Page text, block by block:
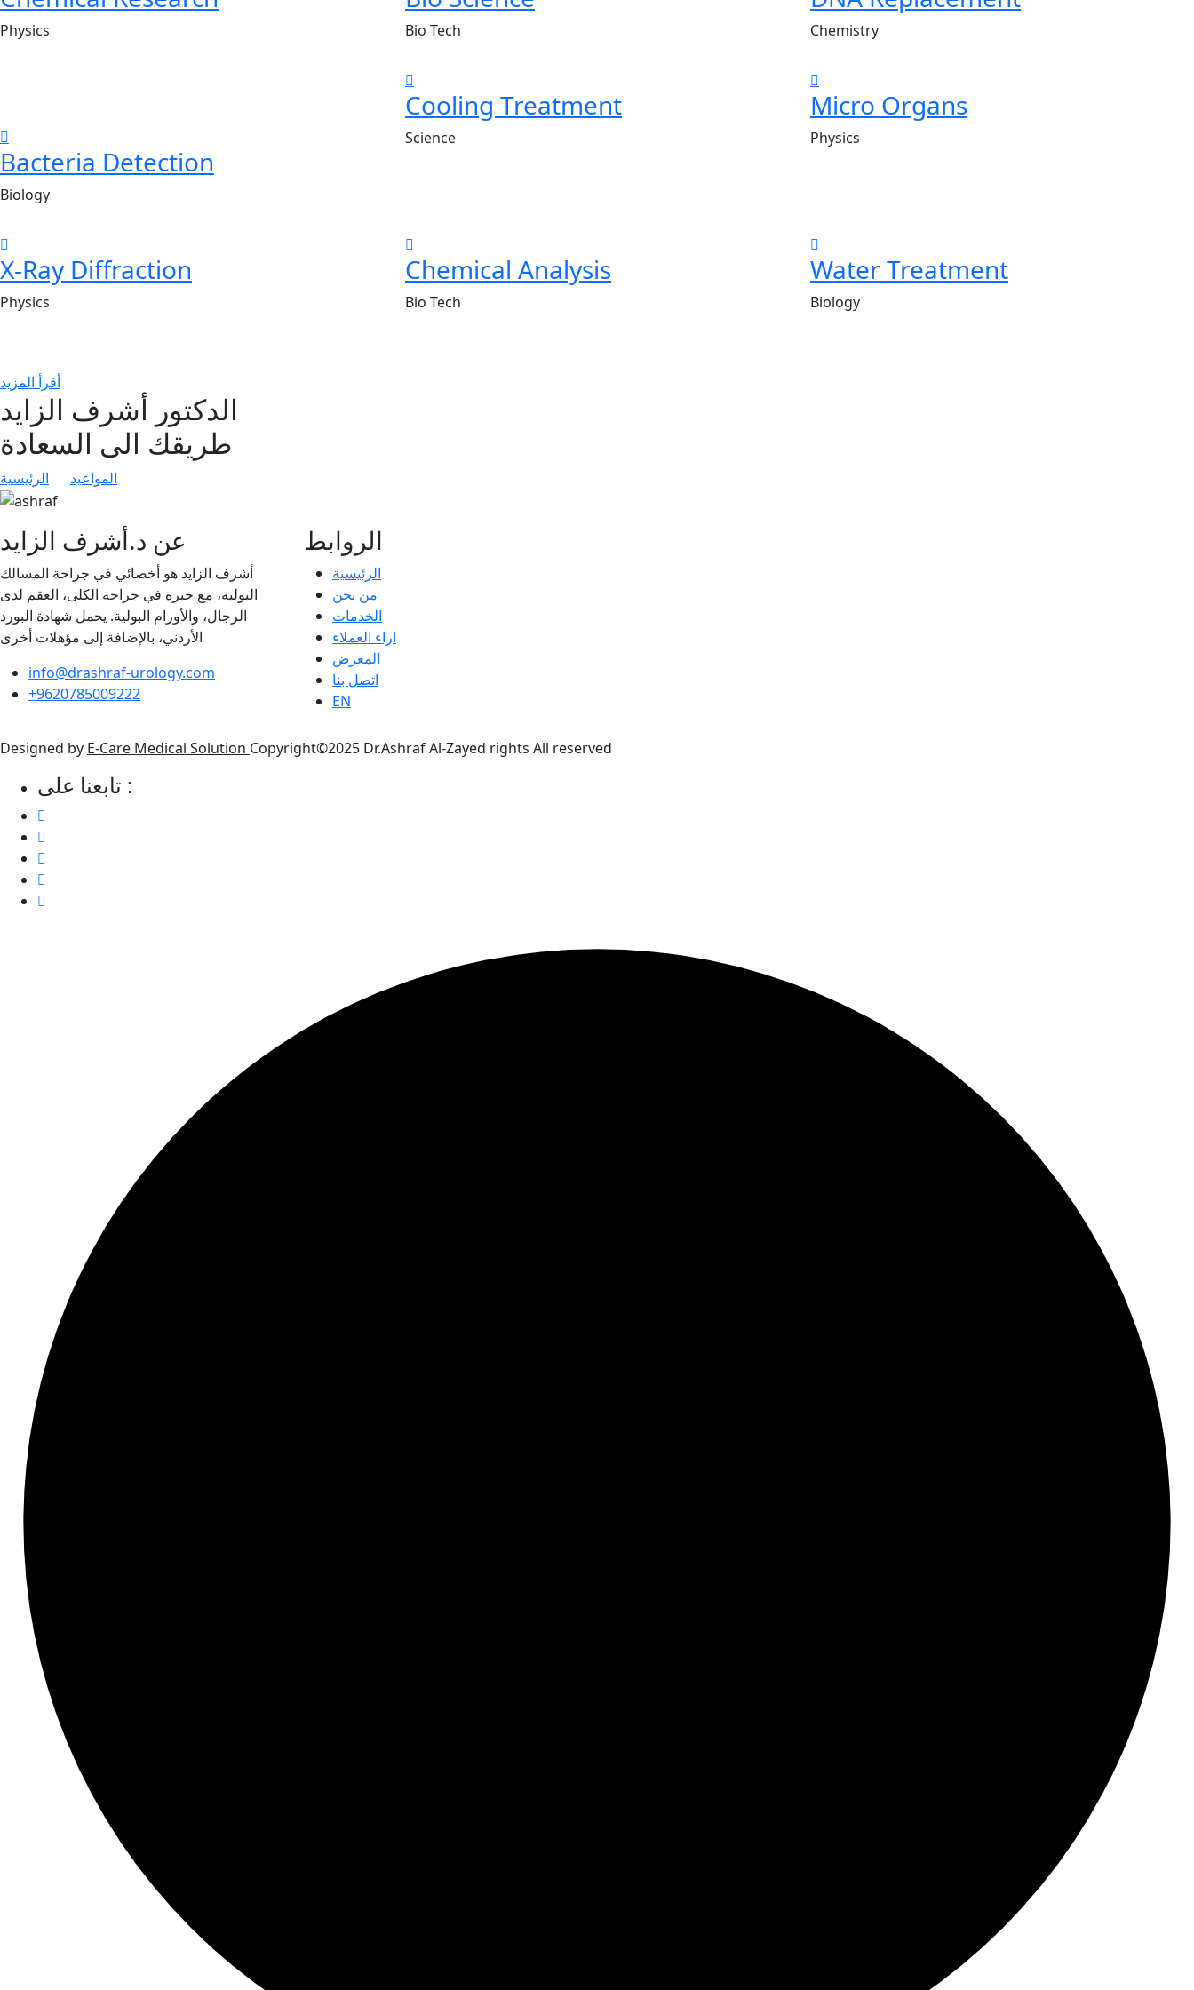
Physics Bio Tech Chemistry
Bacteria Detection
Biology
Cooling Treatment
Science
Micro Organs
Physics
X-Ray Diffraction
Physics
Chemical Analysis
Bio Tech
Water Treatment
Biology
أقرأ المزيد
الدكتور أشرف الزايد
طريقك الى السعادة
المواعيد الرئيسية
عن د.أشرف الزايد
أشرف الزايد هو أخصائي في جراحة المسالك
البولية، مع خبرة في جراحة الكلى، العقم لدى
الرجال، والأورام البولية. يحمل شهادة البورد
الأردني، بالإضافة إلى مؤهلات أخرى
info@drashraf-urology.com
+9620785009222
الروابط
الرئيسية
من نحن
الخدمات
اراء العملاء
المعرض
اتصل بنا
EN
Designed by E-Care Medical Solution Copyright©2025 Dr.Ashraf Al-Zayed rights All reserved
تابعنا على :